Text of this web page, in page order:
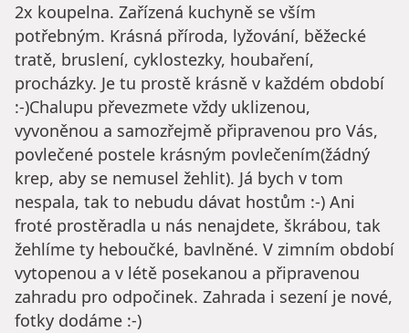
2x koupelna. Zařízená kuchyně se vším
potřebným. Krásná příroda, lyžování, běžecké
tratě, bruslení, cyklostezky, houbaření,
procházky. Je tu prostě krásně v každém období
:-)Chalupu převezmete vždy uklizenou,
vyvoněnou a samozřejmě připravenou pro Vás,
povlečené postele krásným povlečením(žádný
krep, aby se nemusel žehlit). Já bych v tom
nespala, tak to nebudu dávat hostům :-) Ani
froté prostěradla u nás nenajdete, škrábou, tak
žehlíme ty heboučké, bavlněné. V zimním období
vytopenou a v létě posekanou a připravenou
zahradu pro odpočinek. Zahrada i sezení je nové,
fotky dodáme :-)